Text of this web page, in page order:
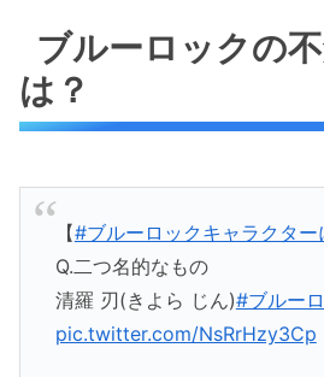
ブルーロックの
は？
【#ブルーロックキャラクター
Q.二つ名的なもの
清羅 刃(きよら じん)#ブルー
pic.twitter.com/NsRrHzy3Cp